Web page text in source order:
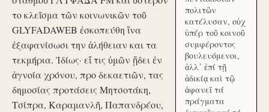
το κλεῖσμα τῶν κοινωνικῶν τοῦ
GLYFADAWEB ἐσκοπεύθη ἵνα
ἐξαφανίσωσι την ἀλήθειαν και τα
τεκμήρια. Ἰδίως· εἴ τις ὑμῶν ᾔδει ἐν
ἀγνοία χρόνου, προ δεκαετιῶν, τας
δημοσίας προτάσεις Μητσοτάκη,
Τσίπρα, Καραμανλῆ, Παπανδρέου,
πολιτῶν
κατέλυσαν, οὐχ
ὑπέρ τοῦ κοινοῦ
συμφέροντος
βουλευόμενοι,
ἀλλ᾽ ἐπί τῇ
ἀδικίᾳ καὶ τῷ
ἀφανεῖ τά
πράγματα